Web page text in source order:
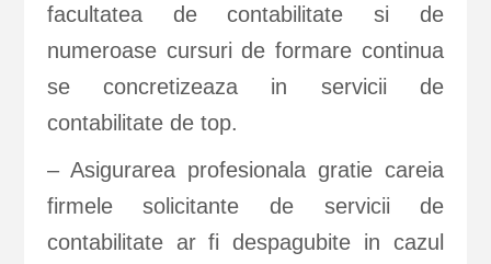
facultatea de contabilitate si de
numeroase cursuri de formare continua
se concretizeaza in servicii de
contabilitate de top.
– Asigurarea profesionala gratie careia
firmele solicitante de servicii de
contabilitate ar fi despagubite in cazul